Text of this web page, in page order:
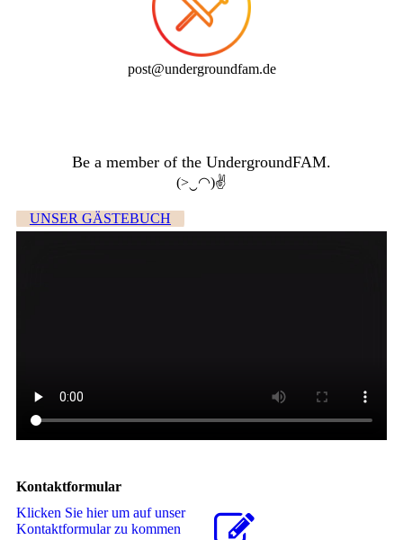
post@undergroundfam.de
Be a member of the UndergroundFAM.
(>‿◠)✌
UNSER GÄSTEBUCH
Kontaktformular
Klicken Sie hier um auf unser
Kon­takt­for­mu­lar zu kommen